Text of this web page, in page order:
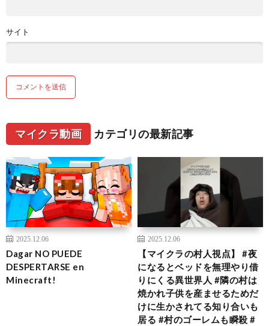
サイト
マイクラ動画 カテゴリの最新記事
2025.12.06
Dagar NO PUEDE
DESPERTARSE en
Minecraft!
2025.12.06
【マイクラの村人視点】 #夜
になるとベッドを無理やり借
りにくる異世界人 #隣の村は
焼かれ子供を産ませるためだ
けに生かされてる知り合いも
居る #村のゴーレムも瞬殺 #